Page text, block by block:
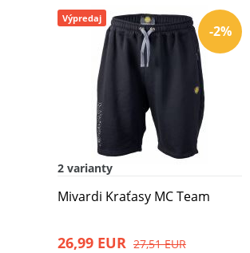
-2%
Výpredaj
2 varianty
Mivardi Kraťasy MC Team
26,99 EUR 27,51 EUR